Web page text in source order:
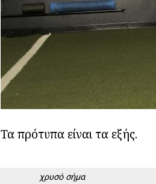
Τα πρότυπα είναι τα εξής.
χρυσό σήμα